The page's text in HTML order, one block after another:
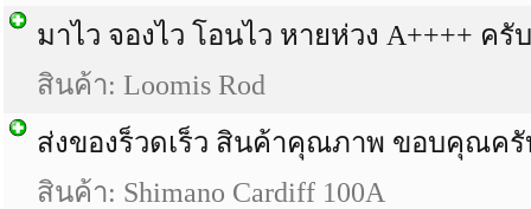
มาไว จองไว โอนไว หายห่วง A++++ ครับ
สินค้า: Loomis Rod
ส่งของร็วดเร็ว สินค้าคุณภาพ ขอบคุณครั
สินค้า: Shimano Cardiff 100A